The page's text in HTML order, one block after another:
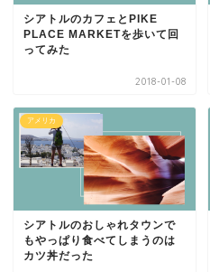
シアトルのカフェとPIKE
PLACE MARKETを歩いて回
ってみた
2018-01-08
アメリカ
シアトルのおしゃれタウンで
もやっぱり食べてしまうのは
カツ丼だった